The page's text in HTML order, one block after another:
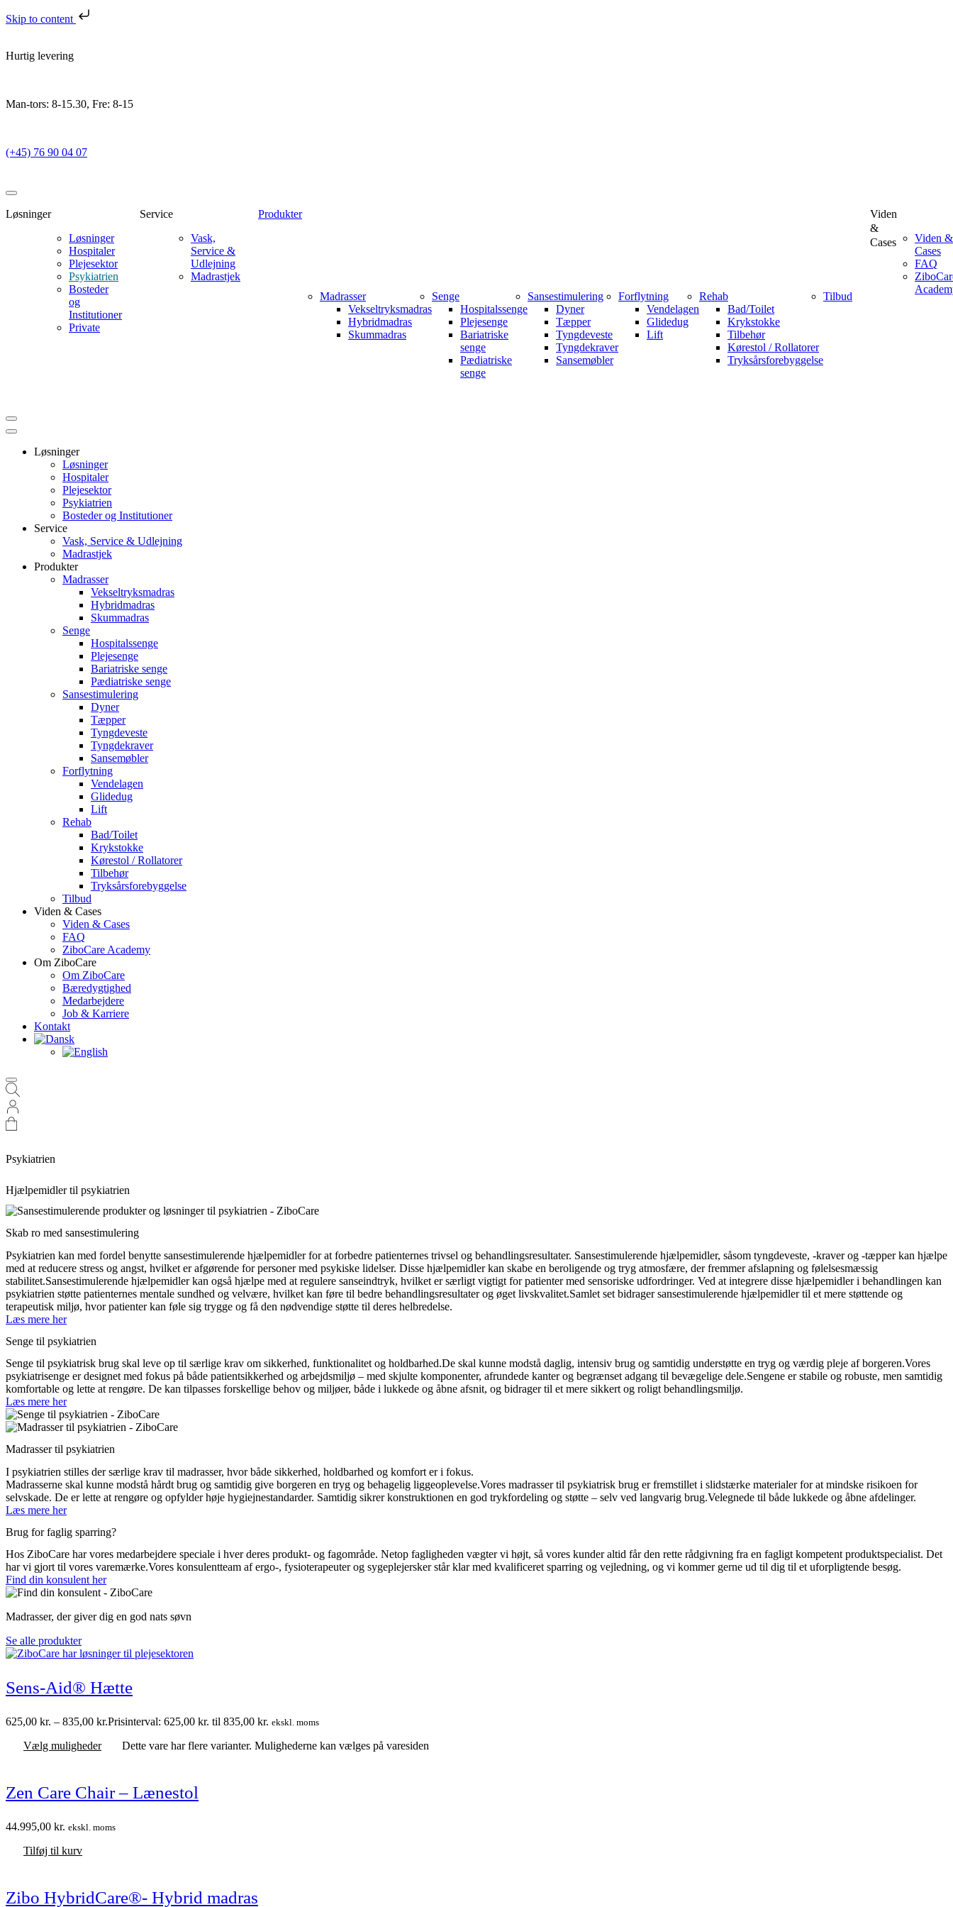
Skip to content
Hurtig levering
Man-tors: 8-15.30, Fre: 8-15
(+45) 76 90 04 07
Løsninger
Løsninger
Hospitaler
Plejesektor
Psykiatrien
Bosteder
og
Institutioner
Private
Service
Vask,
Service &
Udlejning
Madrastjek
Produkter
Madrasser
Vekseltryksmadras
Hybridmadras
Skummadras
Senge
Hospitalssenge
Plejesenge
Bariatriske
senge
Pædiatriske
senge
Sansestimulering
Dyner
Tæpper
Tyngdeveste
Tyngdekraver
Sansemøbler
Forflytning
Vendelagen
Glidedug
Lift
Rehab
Bad/Toilet
Krykstokke
Tilbehør
Kørestol / Rollatorer
Tryksårsforebyggelse
Tilbud
Viden
&
Cases
Viden &
Cases
FAQ
Løsninger
Løsninger
Hospitaler
Plejesektor
Psykiatrien
Bosteder og Institutioner
Service
Vask, Service & Udlejning
Madrastjek
Produkter
Madrasser
Vekseltryksmadras
Hybridmadras
Skummadras
Senge
Hospitalssenge
Plejesenge
Bariatriske senge
Pædiatriske senge
Sansestimulering
Dyner
Tæpper
Tyngdeveste
Tyngdekraver
Sansemøbler
Forflytning
Vendelagen
Glidedug
Lift
Rehab
Bad/Toilet
Krykstokke
Kørestol / Rollatorer
Tilbehør
Tryksårsforebyggelse
Tilbud
Viden & Cases
Viden & Cases
FAQ
ZiboCare Academy
Om ZiboCare
Om ZiboCare
Bæredygtighed
Medarbejdere
Job & Karriere
Kontakt
Psykiatrien
Hjælpemidler til psykiatrien
Skab ro med sansestimulering
Psykiatrien kan med fordel benytte sansestimulerende hjælpemidler for at forbedre patienternes trivsel og behandlingsresultater. Sansestimulerende hjælpemidler, såsom tyngdeveste, -kraver og -tæpper kan hjælpe
med at reducere stress og angst, hvilket er afgørende for personer med psykiske lidelser. Disse hjælpemidler kan skabe en beroligende og tryg atmosfære, der fremmer afslapning og følelsesmæssig
stabilitet.Sansestimulerende hjælpemidler kan også hjælpe med at regulere sanseindtryk, hvilket er særligt vigtigt for patienter med sensoriske udfordringer. Ved at integrere disse hjælpemidler i behandlingen kan
psykiatrien støtte patienternes mentale sundhed og velvære, hvilket kan føre til bedre behandlingsresultater og øget livskvalitet.Samlet set bidrager sansestimulerende hjælpemidler til et mere støttende og
terapeutisk miljø, hvor patienter kan føle sig trygge og få den nødvendige støtte til deres helbredelse.
Læs mere her
Senge til psykiatrien
Senge til psykiatrisk brug skal leve op til særlige krav om sikkerhed, funktionalitet og holdbarhed.De skal kunne modstå daglig, intensiv brug og samtidig understøtte en tryg og værdig pleje af borgeren.Vores
psykiatrisenge er designet med fokus på både patientsikkerhed og arbejdsmiljø – med skjulte komponenter, afrundede kanter og begrænset adgang til bevægelige dele.Sengene er stabile og robuste, men samtidig
komfortable og lette at rengøre. De kan tilpasses forskellige behov og miljøer, både i lukkede og åbne afsnit, og bidrager til et mere sikkert og roligt behandlingsmiljø.
Læs mere her
Madrasser til psykiatrien
I psykiatrien stilles der særlige krav til madrasser, hvor både sikkerhed, holdbarhed og komfort er i fokus.
Madrasserne skal kunne modstå hårdt brug og samtidig give borgeren en tryg og behagelig liggeoplevelse.Vores madrasser til psykiatrisk brug er fremstillet i slidstærke materialer for at mindske risikoen for
selvskade. De er lette at rengøre og opfylder høje hygiejnestandarder. Samtidig sikrer konstruktionen en god trykfordeling og støtte – selv ved langvarig brug.Velegnede til både lukkede og åbne afdelinger.
Læs mere her
Brug for faglig sparring?
Hos ZiboCare har vores medarbejdere speciale i hver deres produkt- og fagområde. Netop fagligheden vægter vi højt, så vores kunder altid får den rette rådgivning fra en fagligt kompetent produktspecialist. Det
har vi gjort til vores varemærke.Vores konsulentteam af ergo-, fysioterapeuter og sygeplejersker står klar med kvalificeret sparring og vejledning, og vi kommer gerne ud til dig til et uforpligtende besøg.
Find din konsulent her
Madrasser, der giver dig en god nats søvn
Se alle produkter
Sens-Aid® Hætte
625,00 kr. – 835,00 kr.Prisinterval: 625,00 kr. til 835,00 kr. ekskl. moms
Vælg muligheder Dette vare har flere varianter. Mulighederne kan vælges på varesiden
Zen Care Chair – Lænestol
44.995,00 kr. ekskl. moms
Tilføj til kurv
Zibo HybridCare®- Hybrid madras